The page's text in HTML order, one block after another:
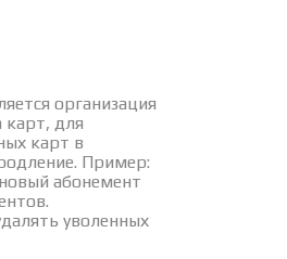
организация
для
карт в
Пример:
абонемент
уволенных